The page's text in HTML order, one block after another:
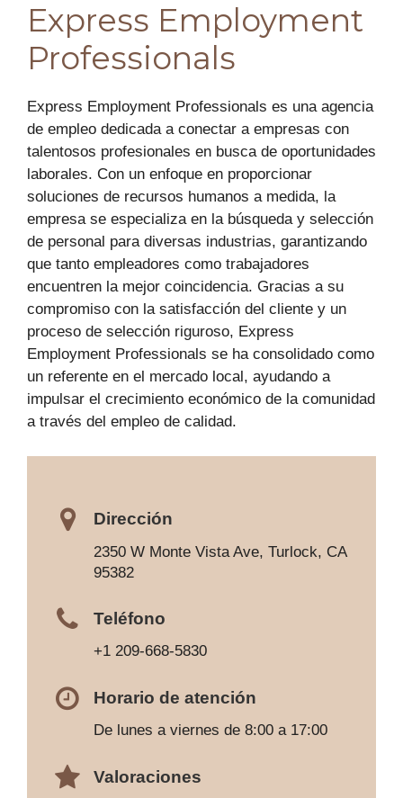
Express Employment
Professionals
Express Employment Professionals es una agencia
de empleo dedicada a conectar a empresas con
talentosos profesionales en busca de oportunidades
laborales. Con un enfoque en proporcionar
soluciones de recursos humanos a medida, la
empresa se especializa en la búsqueda y selección
de personal para diversas industrias, garantizando
que tanto empleadores como trabajadores
encuentren la mejor coincidencia. Gracias a su
compromiso con la satisfacción del cliente y un
proceso de selección riguroso, Express
Employment Professionals se ha consolidado como
un referente en el mercado local, ayudando a
impulsar el crecimiento económico de la comunidad
a través del empleo de calidad.
Dirección
2350 W Monte Vista Ave, Turlock, CA
95382
Teléfono
+1 209-668-5830
Horario de atención
De lunes a viernes de 8:00 a 17:00
Valoraciones